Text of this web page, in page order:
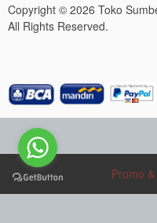
Copyright © 2026 Toko
All Rights Reserved.
Promo